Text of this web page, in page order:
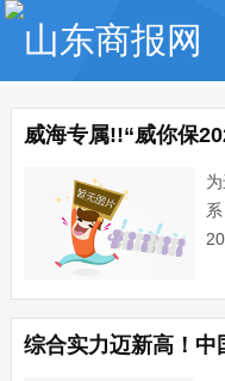
威海专属!!“威你保
投